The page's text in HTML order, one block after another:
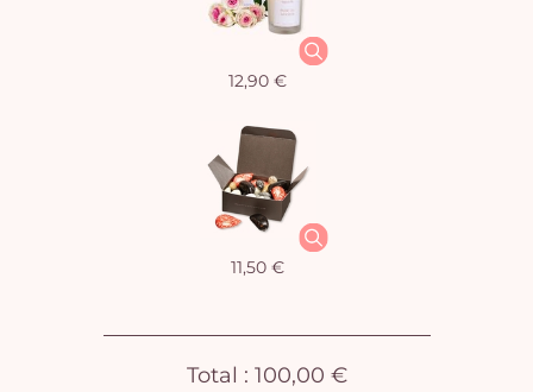
12,90 €
11,50 €
Total : 100,00 €